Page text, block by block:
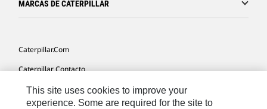
MARCAS DE CATERPILLAR
Caterpillar.com
Caterpillar Contacto
Mis Preferencias De Marketing
This site uses cookies to improve your
experience. Some are required for the site to